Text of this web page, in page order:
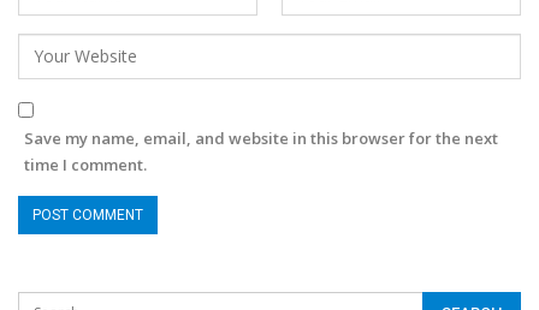
Save my name, email, and website in this browser for the next
time I comment.